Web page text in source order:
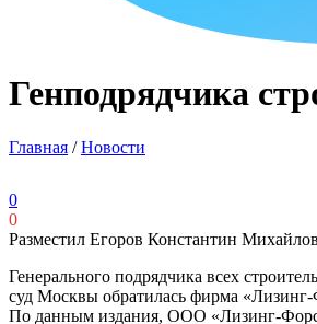
Генподрядчика
Главная /Новости
0
0
Разместил Егоров Константин
Генерального подрядчика всех
суд Москвы обратилась фирма
По данным издания, ООО «Лизинг-